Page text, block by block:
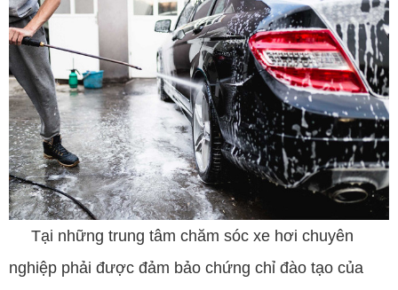
Tại những trung tâm chăm sóc xe hơi chuyên
nghiệp phải được đảm bảo chứng chỉ đào tạo của